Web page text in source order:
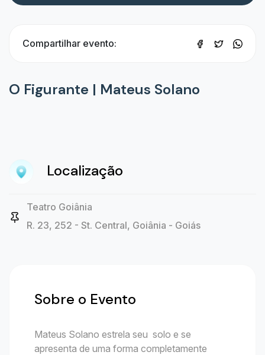
O Figurante | Mateus Solano
Localização
Teatro Goiânia
R. 23, 252 - St. Central, Goiânia - Goiás
Sobre o Evento
Mateus Solano estrela seu solo e se
apresenta de uma forma completamente
Compartilhar evento: